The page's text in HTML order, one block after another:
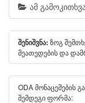
ამ
შენიშვნა: ზოგ
მეათედების და
ODA მონაცემების
შემდეგი ფორმა: